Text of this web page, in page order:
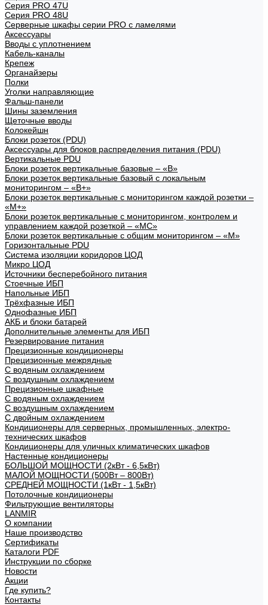
Серия PRO 47U
Серия PRO 48U
Серверные шкафы серии PRO с ламелями
Аксессуары
Вводы с уплотнением
Кабель-каналы
Крепеж
Органайзеры
Полки
Уголки направляющие
Фальш-панели
Шины заземления
Щеточные вводы
Колокейшн
Блоки розеток (PDU)
Аксессуары для блоков распределения питания (PDU)
Вертикальные PDU
Блоки розеток вертикальные базовые – «В»
Блоки розеток вертикальные базовый с локальным
мониторингом – «В+»
Блоки розеток вертикальные с мониторингом каждой розетки –
«М+»
Блоки розеток вертикальные с мониторингом, контролем и
управлением каждой розеткой – «МС»
Блоки розеток вертикальные с общим мониторингом – «М»
Горизонтальные PDU
Система изоляции коридоров ЦОД
Микро ЦОД
Источники бесперебойного питания
Стоечные ИБП
Напольные ИБП
Трёхфазные ИБП
Однофазные ИБП
АКБ и блоки батарей
Дополнительные элементы для ИБП
Резервирование питания
Прецизионные кондиционеры
Прецизионные межрядные
С водяным охлаждением
С воздушным охлаждением
Прецизионные шкафные
С водяным охлаждением
С воздушным охлаждением
С двойным охлаждением
Кондиционеры для серверных, промышленных, электро-
технических шкафов
Кондиционеры для уличных климатических шкафов
Настенные кондиционеры
БОЛЬШОЙ МОЩНОСТИ (2кВт - 6,5кВт)
МАЛОЙ МОЩНОСТИ (500Вт – 800Вт)
СРЕДНЕЙ МОЩНОСТИ (1кВт - 1,5кВт)
Потолочные кондиционеры
Фильтрующие вентиляторы
LANMIR
О компании
Наше производство
Сертификаты
Каталоги PDF
Инструкции по сборке
Новости
Акции
Где купить?
Контакты